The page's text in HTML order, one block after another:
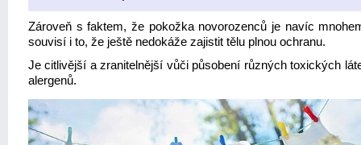
Zároveň s faktem, že pokožka novorozenců je navíc
souvisí i to, že ještě nedokáže zajistit tělu plnou ochranu.
Je citlivější a zranitelnější vůči působení různých toxických
alergenů.